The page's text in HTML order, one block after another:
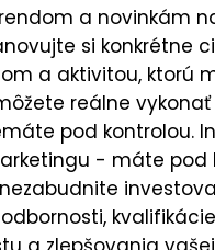
a novinkám
si konkrétne
a aktivitou, ktorú
reálne vykonať
pod kontrolou.
- máte pod